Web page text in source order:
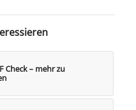
Check – mehr zu